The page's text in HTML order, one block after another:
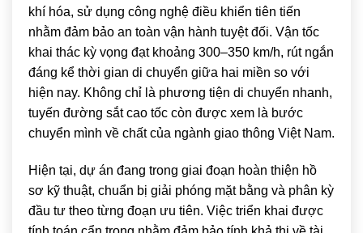
khí hóa, sử dụng công nghệ điều khiển tiên tiến
nhằm đảm bảo an toàn vận hành tuyệt đối. Vận tốc
khai thác kỳ vọng đạt khoảng 300–350 km/h, rút ngắn
đáng kể thời gian di chuyển giữa hai miền so với
hiện nay. Không chỉ là phương tiện di chuyển nhanh,
tuyến đường sắt cao tốc còn được xem là bước
chuyển mình về chất của ngành giao thông Việt Nam.
Hiện tại, dự án đang trong giai đoạn hoàn thiện hồ
sơ kỹ thuật, chuẩn bị giải phóng mặt bằng và phân kỳ
đầu tư theo từng đoạn ưu tiên. Việc triển khai được